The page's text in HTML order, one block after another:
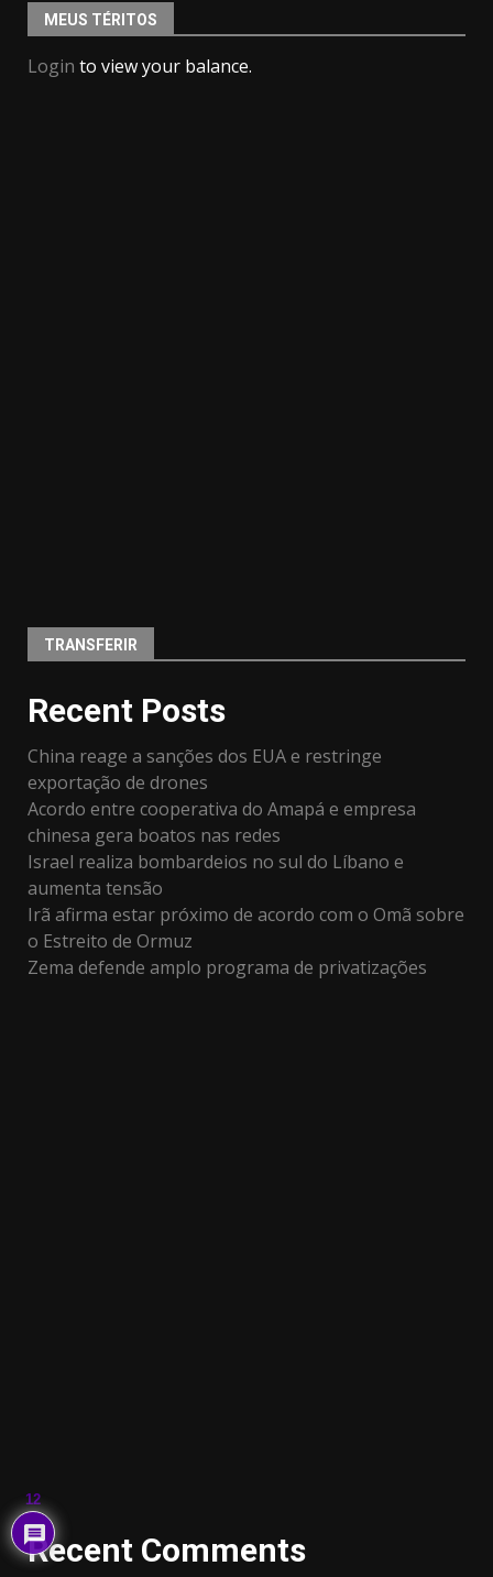
MEUS TÉRITOS
Login to view your balance.
TRANSFERIR
Recent Posts
China reage a sanções dos EUA e restringe
exportação de drones
Acordo entre cooperativa do Amapá e empresa
chinesa gera boatos nas redes
Israel realiza bombardeios no sul do Líbano e
aumenta tensão
Irã afirma estar próximo de acordo com o Omã sobre
o Estreito de Ormuz
Zema defende amplo programa de privatizações
Recent Comments
12